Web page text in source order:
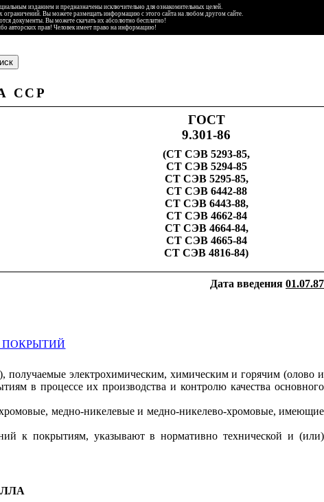
изданием и предназначены исключительно для ознакомительных целей.
ограничений. Вы можете размещать информацию с этого сайта на любом другом сайте.
документы. Вы можете скачать их абсолютно бесплатно!
авторских прав! Человек имеет право на информацию!
ССР
ГОСТ
9.301-86
(СТ СЭВ 5293-85,
СТ СЭВ5294-85
СТ СЭВ5295-85,
СТ СЭВ6442-88
СТ СЭВ6443-88,
СТ СЭВ4662-84
СТ СЭВ4664-84,
СТ СЭВ4665-84
СТ СЭВ 4816-84)
Дата введения 01.07.87
ПОКРЫТИЙ
получаемые электрохимическим, химическим и горячим (олово и
в процессе их производства и контролю качества основного
хромовые, медно-никелевые и медно-никелево-хромовые, имеющие
к покрытиям, указывают в нормативно технической и (или)